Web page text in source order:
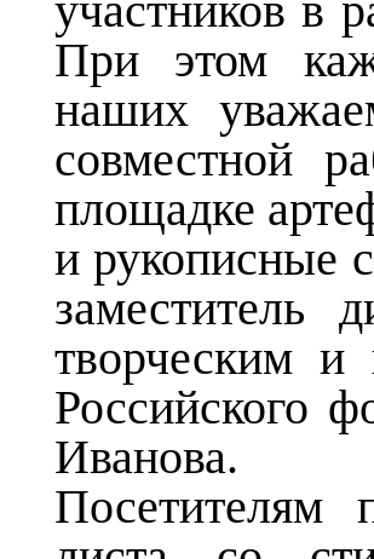
При этом
наших
совместной
площадке
и рукописные
заместитель
творческим и
Российского
Иванова.
Посетителям